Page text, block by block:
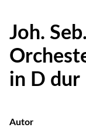
Joh.
in D dur
Autor